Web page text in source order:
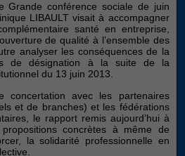
Grande conférence sociale de juin
LIBAULT visait à accompagner
santé en entreprise,
de qualité à l’ensemble des
analyser les conséquences de la
de désignation à la suite de la
du 13 juin 2013.
concertation avec les partenaires
et de branches) et les fédérations
le rapport remis aujourd’hui à
concrètes à même de
la solidarité professionnelle en
augmentez
les chances
de voir du
contenu et
des offres
personnalisés.